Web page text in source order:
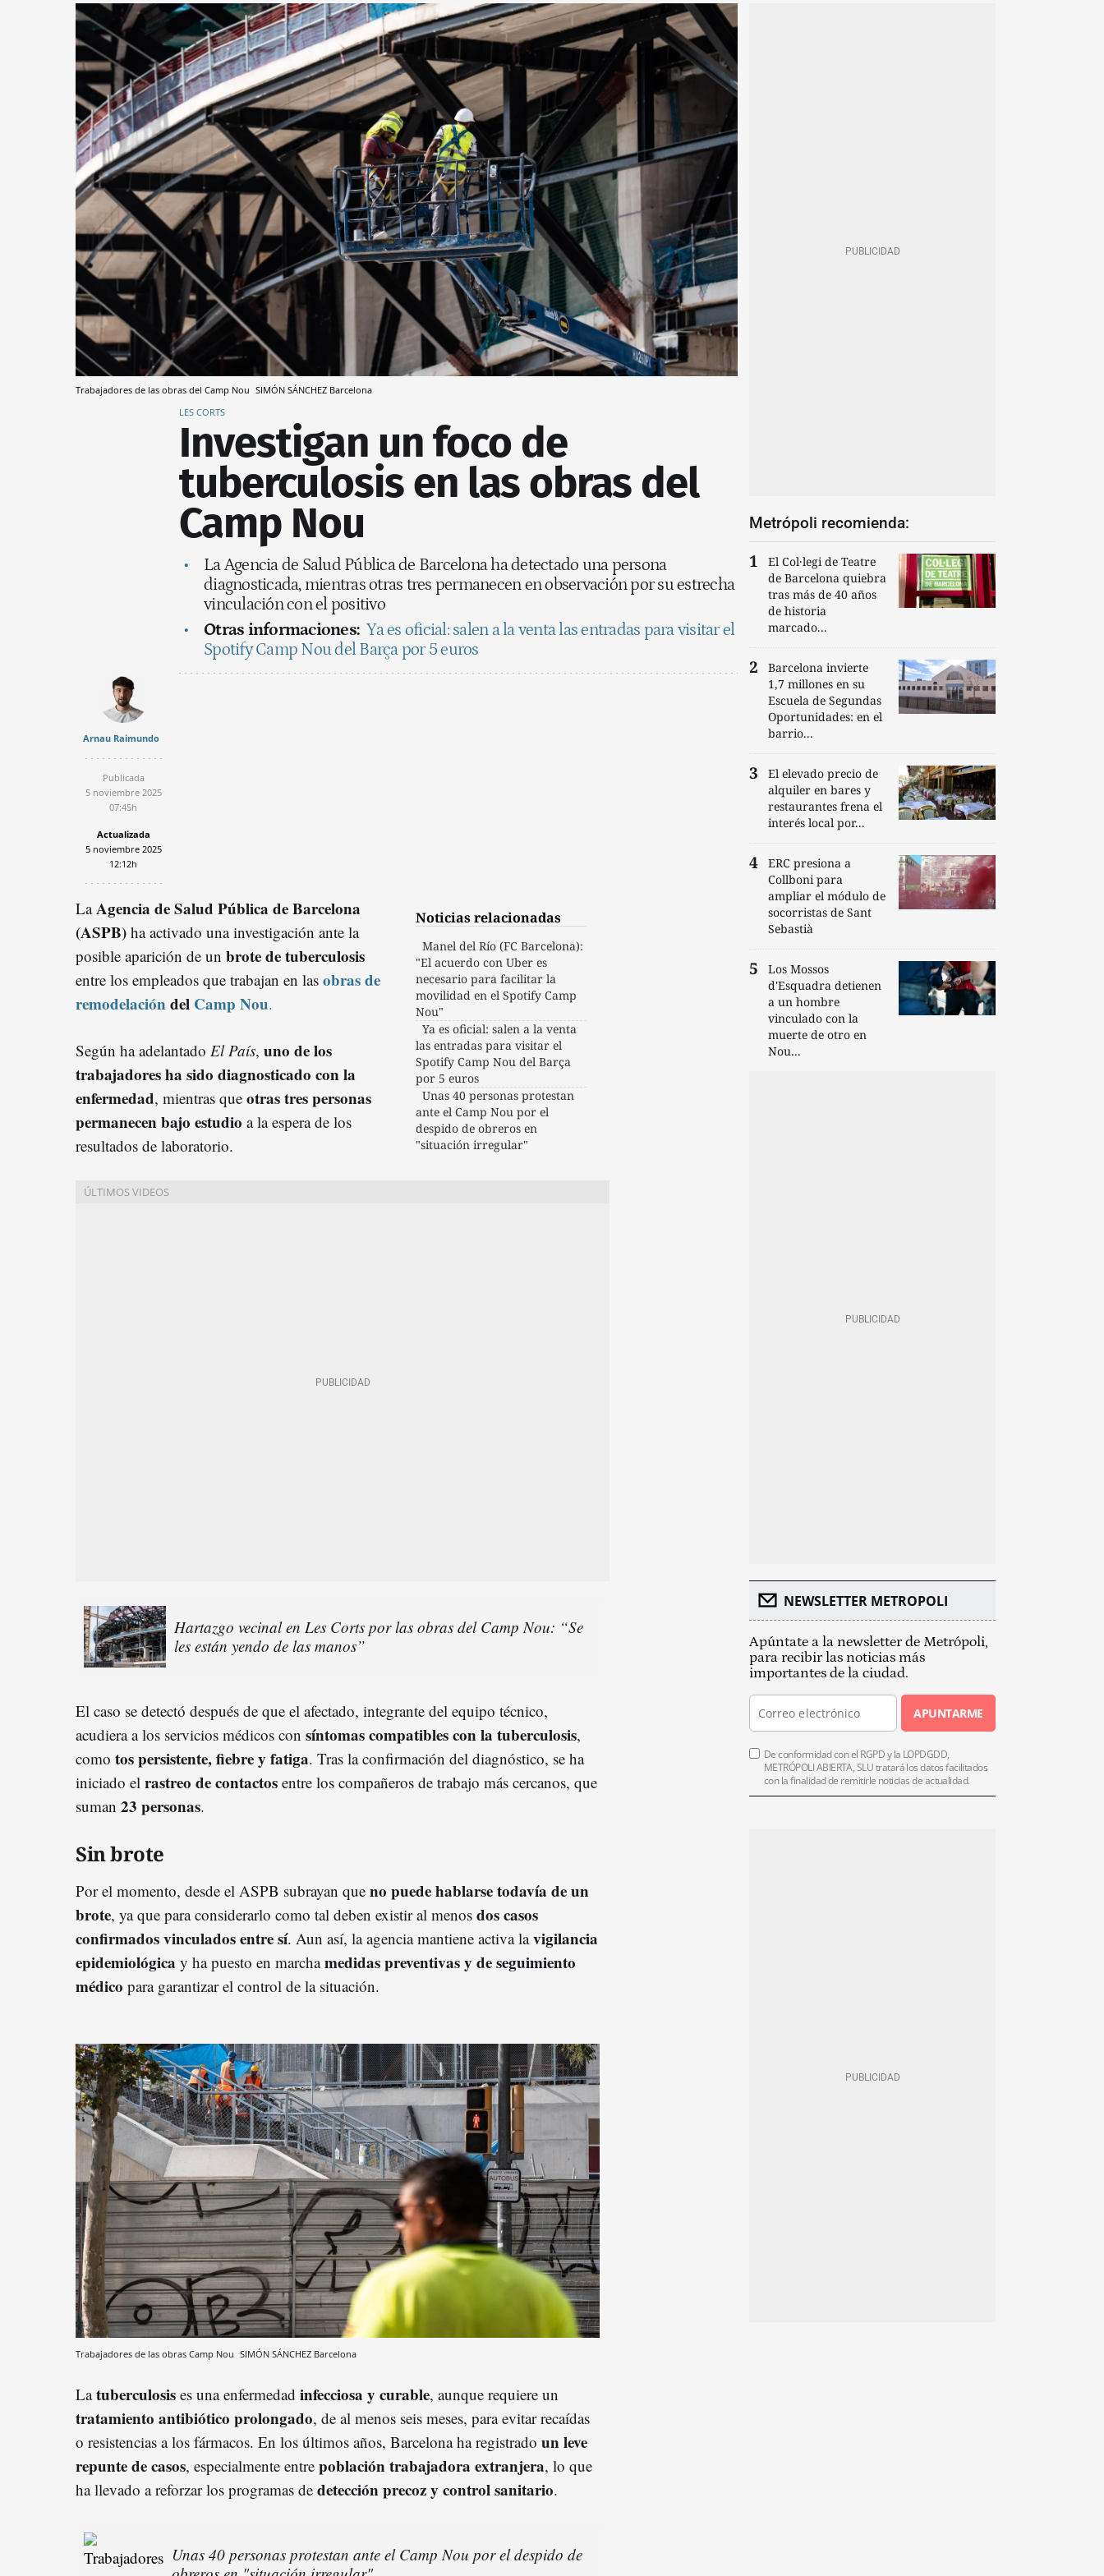
Trabajadores de las obras del Camp Nou SIMÓN SÁNCHEZ Barcelona
LES CORTS
Investigan un foco de
tuberculosis en las obras del
Camp Nou
La Agencia de Salud Pública de Barcelona ha detectado una persona
diagnosticada, mientras otras tres permanecen en observación por su estrecha
vinculación con el positivo
Otras informaciones: Ya es oficial: salen a la venta las entradas para visitar el
Spotify Camp Nou del Barça por 5 euros
Arnau Raimundo
Publicada
5 noviembre 2025
07:45h
Actualizada
5 noviembre 2025
12:12h
Noticias relacionadas
Manel del Río (FC Barcelona):
"El acuerdo con Uber es
necesario para facilitar la
movilidad en el Spotify Camp
Nou"
Ya es oficial: salen a la venta
las entradas para visitar el
Spotify Camp Nou del Barça
por 5 euros
Unas 40 personas protestan
ante el Camp Nou por el
despido de obreros en
"situación irregular"
LaAgencia de Salud Pública de Barcelona
(ASPB) ha activado una investigación ante la
posible aparición de un brote de tuberculosis
entre los empleados que trabajan en las obras de
remodelación del Camp Nou.
Según ha adelantado El País, uno de los
trabajadores ha sido diagnosticado con la
enfermedad, mientras que otras tres personas
permanecen bajo estudio a la espera de los
resultados de laboratorio.
Hartazgo vecinal en Les Corts por las obras del Camp Nou: “Se
les están yendo de las manos”
El caso se detectó después de que el afectado, integrante del equipo técnico,
acudiera a los servicios médicos con síntomas compatibles con la tuberculosis,
como tos persistente, fiebre y fatiga. Tras la confirmación del diagnóstico, se ha
iniciado el rastreo de contactos entre los compañeros de trabajo más cercanos, que
suman 23 personas.
Sin brote
Por el momento, desde el ASPB subrayan que no puede hablarse todavía de un
brote, ya que para considerarlo como tal deben existir al menos dos casos
confirmados vinculados entre sí. Aun así, la agencia mantiene activa lavigilancia
epidemiológica y ha puesto en marchamedidas preventivas y de seguimiento
médico para garantizar el control de la situación.
Trabajadores de las obras Camp Nou SIMÓN SÁNCHEZ Barcelona
Latuberculosis es una enfermedad infecciosa y curable, aunque requiere un
tratamiento antibiótico prolongado, de al menos seis meses, para evitar recaídas
o resistencias a los fármacos. En los últimos años, Barcelona ha registrado un leve
repunte de casos, especialmente entre población trabajadora extranjera, lo que
ha llevado a reforzar los programas de detección precoz y control sanitario.
Unas 40 personas protestan ante el Camp Nou por el despido de
Metrópoli recomienda:
El Col·legi de Teatre
de Barcelona quiebra
tras más de 40 años
de historia
marcado...
Barcelona invierte
1,7 millones en su
Escuela de Segundas
Oportunidades: en el
barrio...
El elevado precio de
alquiler en bares y
restaurantes frena el
interés local por...
ERC presiona a
Collboni para
ampliar el módulo de
socorristas de Sant
Sebastià
Los Mossos
d'Esquadra detienen
a un hombre
vinculado con la
muerte de otro en
Nou...
NEWSLETTER METROPOLI
Apúntate a la newsletter de Metrópoli,
para recibir las noticias más
importantes de la ciudad.
APUNTARME
De conformidad con el RGPD y la LOPDGDD,
METRÓPOLI ABIERTA, SLU tratará los datos facilitados
con la finalidad de remitirle noticias de actualidad.